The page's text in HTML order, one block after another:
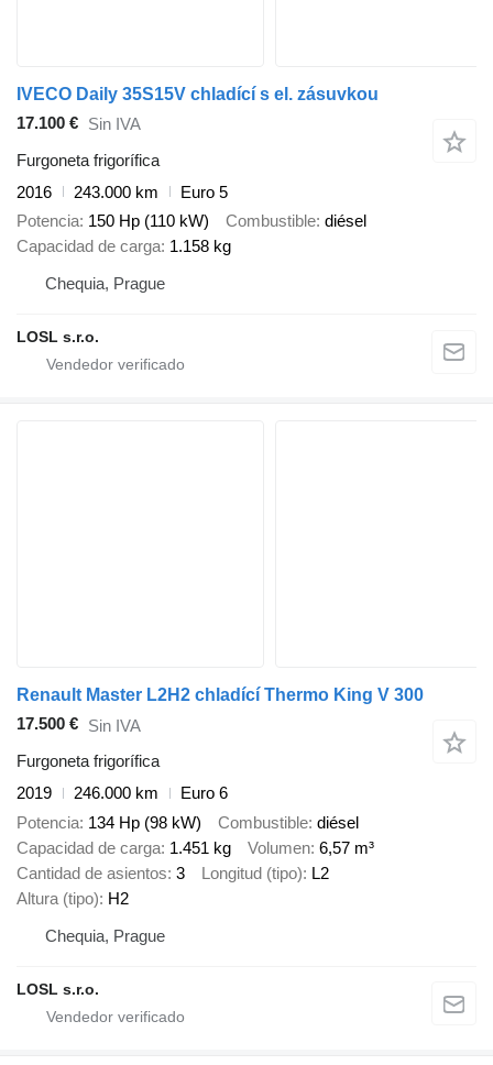
IVECO Daily 35S15V chladící s el. zásuvkou
17.100 € Sin IVA
Furgoneta frigorífica
2016
243.000 km
Euro 5
Potencia 150 Hp (110 kW) Combustible diésel
Capacidad de carga 1.158 kg
Chequia, Prague
LOSL s.r.o.
Renault Master L2H2 chladící Thermo King V 300
17.500 € Sin IVA
Furgoneta frigorífica
2019
246.000 km
Euro 6
Potencia 134 Hp (98 kW) Combustible diésel
Capacidad de carga 1.451 kg Volumen 6,57 m³
Cantidad de asientos 3 Longitud (tipo) L2
Altura (tipo) H2
Chequia, Prague
LOSL s.r.o.